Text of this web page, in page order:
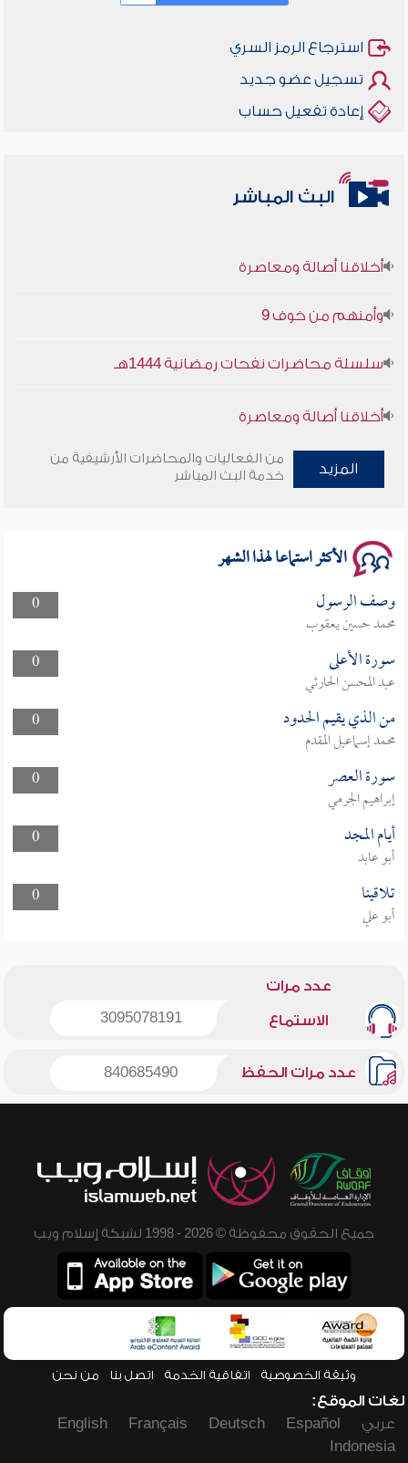
استرجاع الرمز السري
تسجيل عضو جديد
إعادة تفعيل حساب
البث المباشر
أخلاقنا أصالة ومعاصرة
وأمنهم من خوف 9
سلسلة محاضرات نفحات رمضانية 1444هـ
أخلاقنا أصالة ومعاصرة
وأمنهم من خوف 9
المزيد
من الفعاليات والمحاضرات الأرشيفية من
خدمة البث المباشر
الأكثر استماعا لهذا الشهر
0 وصف الرسول
محمد حسين يعقوب
0
سورة الأعلى
عبد المحسن الحارثي
0
من الذي يقيم الحدود
محمد إسماعيل المقدم
0
سورة العصر
إبراهيم الجرمي
0
أيام المجد
أبو عابد
0
تلاقينا
أبو علي
عدد مرات
الاستماع 3095078191
عدد مرات الحفظ 840685490
جميع الحقوق محفوظة © 2026 - 1998 لشبكة إسلام ويب
وثيقة الخصوصية اتفاقية الخدمة اتصل بنا من نحن
لغات الموقع:
عربي
Español
Deutsch
Français
English
Indonesia